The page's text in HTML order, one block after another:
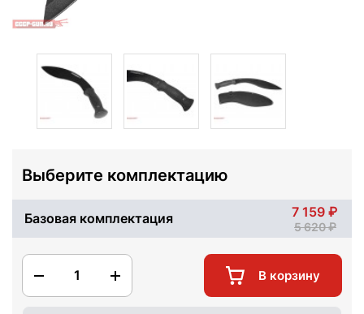
Выберите комплектацию
Базовая комплектация 7 159
5 620
1 В корзину